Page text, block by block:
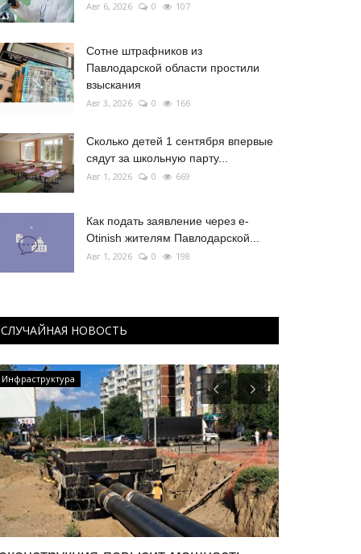
Авг 6, 2026 0 107
Сотне штрафников из
Павлодарской области простили
взыскания
Авг 3, 2026 0 166
Сколько детей 1 сентября впервые
сядут за школьную парту...
Авг 1, 2026 0 669
Как подать заявление через e-
Otinish жителям Павлодарской...
Авг 1, 2026 0 198
СЛУЧАЙНАЯ НОВОСТЬ
Инфраструктура